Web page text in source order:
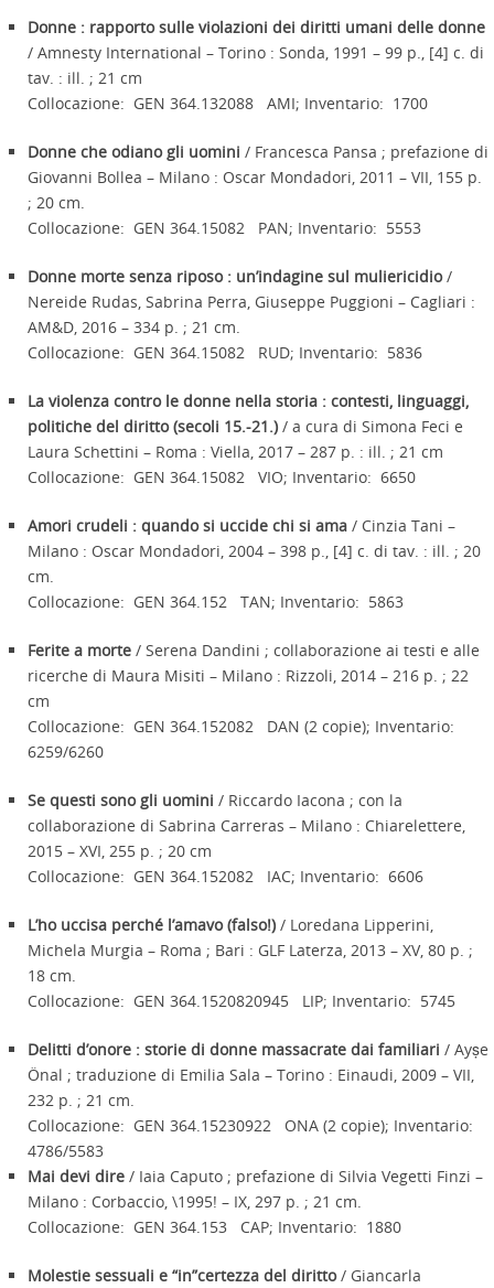
Donne : rapporto sulle violazioni dei diritti umani delle donne
/ Amnesty International – Torino : Sonda, 1991 – 99 p., [4] c. di
tav. : ill. ; 21 cm
Collocazione: GEN 364.132088 AMI; Inventario: 1700
Donne che odiano gli uomini / Francesca Pansa ; prefazione di
Giovanni Bollea – Milano : Oscar Mondadori, 2011 – VII, 155 p.
; 20 cm.
Collocazione: GEN 364.15082 PAN; Inventario: 5553
Donne morte senza riposo : un’indagine sul muliericidio/
Nereide Rudas, Sabrina Perra, Giuseppe Puggioni – Cagliari :
AM&D, 2016 – 334 p. ; 21 cm.
Collocazione: GEN 364.15082 RUD; Inventario: 5836
La violenza contro le donne nella storia : contesti, linguaggi,
politiche del diritto (secoli 15.-21.) / a cura di Simona Feci e
Laura Schettini – Roma : Viella, 2017 – 287 p. : ill. ; 21 cm
Collocazione: GEN 364.15082 VIO; Inventario: 6650
Amori crudeli : quando si uccide chi si ama / Cinzia Tani –
Milano : Oscar Mondadori, 2004 – 398 p., [4] c. di tav. : ill. ; 20
cm.
Collocazione: GEN 364.152 TAN; Inventario: 5863
Ferite a morte / Serena Dandini ; collaborazione ai testi e alle
ricerche di Maura Misiti – Milano : Rizzoli, 2014 – 216 p. ; 22
cm
Collocazione: GEN 364.152082 DAN (2 copie); Inventario:
6259/6260
Se questi sono gli uomini / Riccardo Iacona ; con la
collaborazione di Sabrina Carreras – Milano : Chiarelettere,
2015 – XVI, 255 p. ; 20 cm
Collocazione: GEN 364.152082 IAC; Inventario: 6606
L’ho uccisa perché l’amavo (falso!) / Loredana Lipperini,
Michela Murgia – Roma ; Bari : GLF Laterza, 2013 – XV, 80 p. ;
18 cm.
Collocazione: GEN 364.1520820945 LIP; Inventario: 5745
Delitti d’onore : storie di donne massacrate dai familiari / Ayṣe
Önal ; traduzione di Emilia Sala – Torino : Einaudi, 2009 – VII,
232 p. ; 21 cm.
Collocazione: GEN 364.15230922 ONA (2 copie); Inventario:
4786/5583
Mai devi dire / Iaia Caputo ; prefazione di Silvia Vegetti Finzi –
Milano : Corbaccio, \1995! – IX, 297 p. ; 21 cm.
Collocazione: GEN 364.153 CAP; Inventario: 1880
Molestie sessuali e “in”certezza del diritto/ Giancarla